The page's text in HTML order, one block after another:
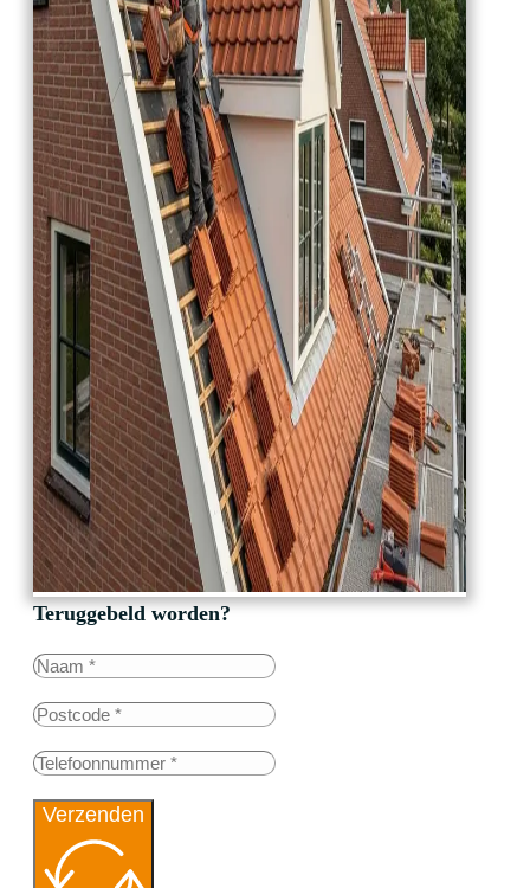
Teruggebeld worden?
Verzenden